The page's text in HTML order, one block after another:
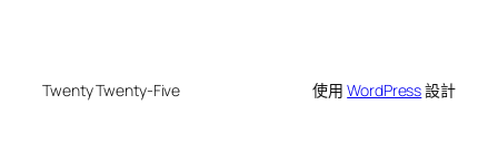
Twenty Twenty-Five 使用WordPress設計